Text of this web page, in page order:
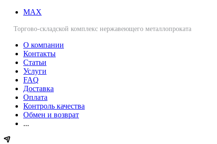
MAX
Торгово-складской комплекс нержавеющего металлопроката
О компании
Контакты
Статьи
Услуги
FAQ
Доставка
Оплата
Контроль качества
Обмен и возврат
...